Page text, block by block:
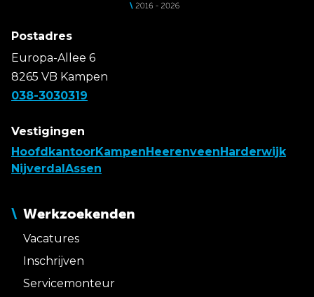
Postadres
Europa-Allee 6
8265 VB Kampen
038-3030319
Vestigingen
HoofdkantoorKampen Heerenveen Harderwijk
Nijverdal Assen
Werkzoekenden
Vacatures
Inschrijven
Servicemonteur